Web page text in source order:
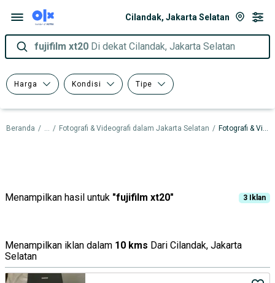
Cilandak, Jakarta Selatan
fujifilm xt20 Di dekat Cilandak, Jakarta Selatan
Harga Kondisi Tipe
Beranda / ... / Fotografi & Videografi dalam Jakarta Selatan / Fotografi & Videografi dalam Cilandak
Menampilkan hasil untuk "fujifilm xt20" 3 Iklan
Menampilkan iklan dalam 10 kms Dari Cilandak, Jakarta
Selatan